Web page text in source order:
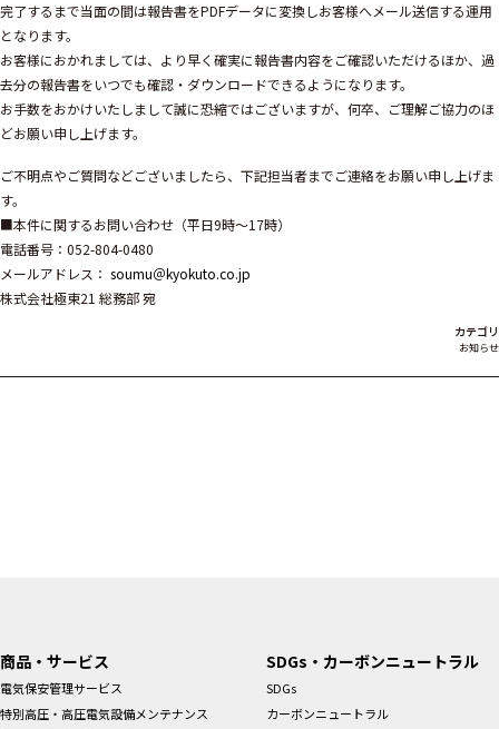
完了するまで当面の間は報告書をPDFデータに変換しお客様へメール送信する運用
となります。
お客様におかれましては、より早く確実に報告書内容をご確認いただけるほか、過
去分の報告書をいつでも確認・ダウンロードできるようになります。
お手数をおかけいたしまして誠に恐縮ではございますが、何卒、ご理解ご協力のほ
どお願い申し上げます。
ご不明点やご質問などございましたら、下記担当者までご連絡をお願い申し上げま
す。
■本件に関するお問い合わせ（平日9時～17時）
電話番号： 052-804-0480
メールアドレス： soumu＠kyokuto.co.jp
株式会社極東21 総務部 宛
カテゴリ
お知らせ
商品・サービス
電気保安管理サービス
特別高圧・高圧電気設備メンテナンス
SDGs・カーボンニュートラル
SDGs
カーボンニュートラル